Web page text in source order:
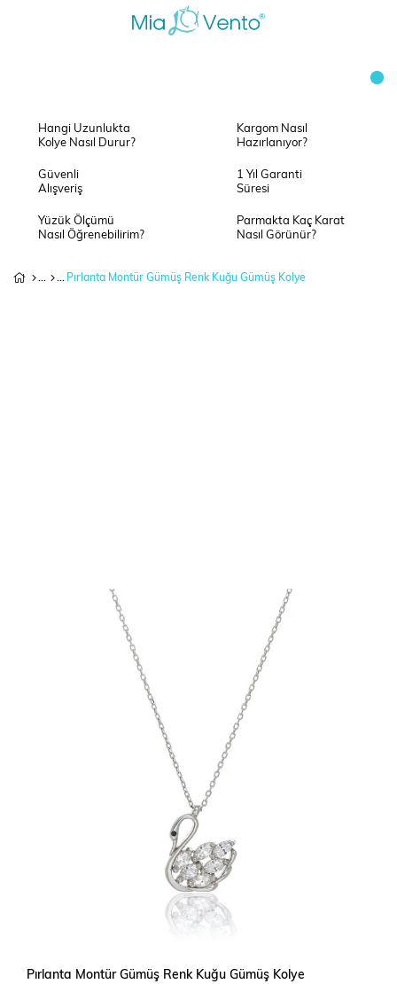
Hangi Uzunlukta
Kolye Nasıl Durur?
Kargom Nasıl
Hazırlanıyor?
Güvenli
Alışveriş
1 Yıl Garanti
Süresi
Yüzük Ölçümü
Nasıl Öğrenebilirim?
Parmakta Kaç Karat
Nasıl Görünür?
Pırlanta Montür Gümüş Renk Kuğu Gümüş Kolye
Pırlanta Montür Gümüş Renk Kuğu Gümüş Kolye